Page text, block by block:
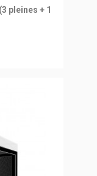
pleines + 1